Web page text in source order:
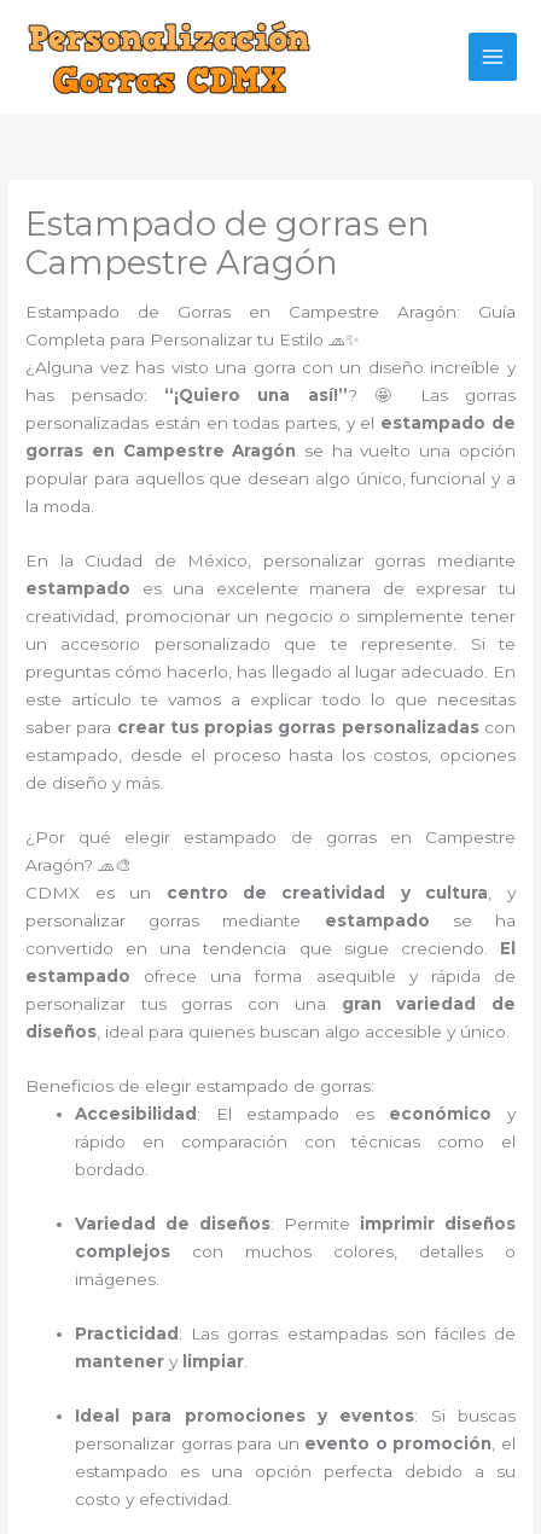
contenido
Estampado de gorras en
Campestre Aragón
Estampado de Gorras en Campestre Aragón: Guía
Completa para Personalizar tu Estilo 🧢✨
¿Alguna vez has visto una gorra con un diseño increíble y
has pensado: “¡Quiero una así!”? 🤩 Las gorras
personalizadas están en todas partes, y el estampado de
gorras en Campestre Aragón se ha vuelto una opción
popular para aquellos que desean algo único, funcional y a
la moda.
En la Ciudad de México, personalizar gorras mediante
estampado es una excelente manera de expresar tu
creatividad, promocionar un negocio o simplemente tener
un accesorio personalizado que te represente. Si te
preguntas cómo hacerlo, has llegado al lugar adecuado. En
este artículo te vamos a explicar todo lo que necesitas
saber para crear tus propias gorras personalizadascon
estampado, desde el proceso hasta los costos, opciones
de diseño y más.
¿Por qué elegir estampado de gorras en Campestre
Aragón? 🧢🎨
CDMX es un centro de creatividad y cultura , y
personalizar gorras mediante estampado se ha
convertido en una tendencia que sigue creciendo. El
estampado ofrece una forma asequible y rápida de
personalizar tus gorras con una gran variedad de
diseños , ideal para quienes buscan algo accesible y único.
Beneficios de elegir estampado de gorras:
Accesibilidad : El estampado es económico y
rápido en comparación con técnicas como el
bordado.
Variedad de diseños: Permite imprimir diseños
complejos con muchos colores, detalles o
imágenes.
Practicidad : Las gorras estampadas son fáciles de
mantener y limpiar
Ideal para promociones y eventos: Si buscas
personalizar gorras para un evento o promoción , el
estampado es una opción perfecta debido a su
costo y efectividad.